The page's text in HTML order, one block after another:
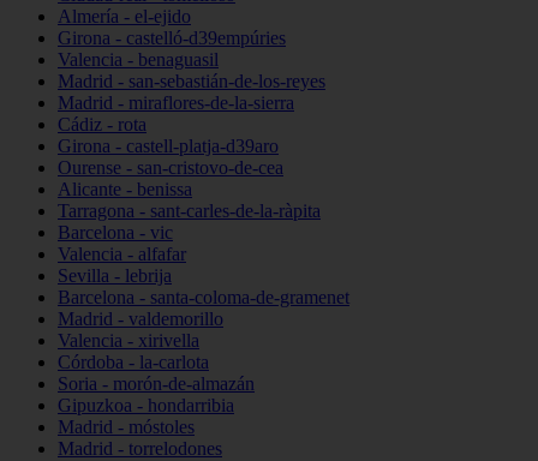
Almería - el-ejido
Girona - castelló-d39empúries
Valencia - benaguasil
Madrid - san-sebastián-de-los-reyes
Madrid - miraflores-de-la-sierra
Cádiz - rota
Girona - castell-platja-d39aro
Ourense - san-cristovo-de-cea
Alicante - benissa
Tarragona - sant-carles-de-la-ràpita
Barcelona - vic
Valencia - alfafar
Sevilla - lebrija
Barcelona - santa-coloma-de-gramenet
Madrid - valdemorillo
Valencia - xirivella
Córdoba - la-carlota
Soria - morón-de-almazán
Gipuzkoa - hondarribia
Madrid - móstoles
Madrid - torrelodones